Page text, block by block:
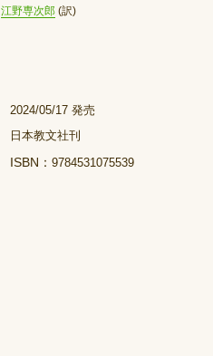
江野専次郎 (訳)
2024/05/17 発売
日本教文社刊
ISBN： 9784531075539